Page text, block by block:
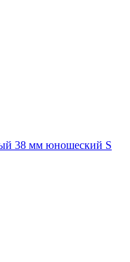
38 мм юношеский S